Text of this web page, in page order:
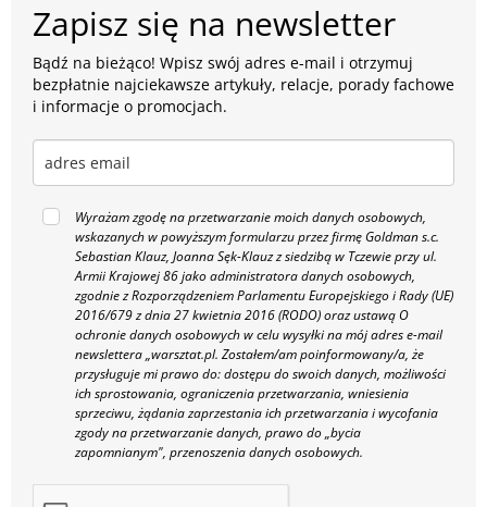
Zapisz się na newsletter
Bądź na bieżąco! Wpisz swój adres e-mail i otrzymuj
bezpłatnie najciekawsze artykuły, relacje, porady fachowe
i informacje o promocjach.
Wyrażam zgodę na przetwarzanie moich danych osobowych,
wskazanych w powyższym formularzu przez firmę Goldman s.c.
Sebastian Klauz, Joanna Sęk-Klauz z siedzibą w Tczewie przy ul.
Armii Krajowej 86 jako administratora danych osobowych,
zgodnie z Rozporządzeniem Parlamentu Europejskiego i Rady (UE)
2016/679 z dnia 27 kwietnia 2016 (RODO) oraz ustawą O
ochronie danych osobowych w celu wysyłki na mój adres e-mail
newslettera „warsztat.pl. Zostałem/am poinformowany/a, że
przysługuje mi prawo do: dostępu do swoich danych, możliwości
ich sprostowania, ograniczenia przetwarzania, wniesienia
sprzeciwu, żądania zaprzestania ich przetwarzania i wycofania
zgody na przetwarzanie danych, prawo do „bycia
zapomnianym", przenoszenia danych osobowych.